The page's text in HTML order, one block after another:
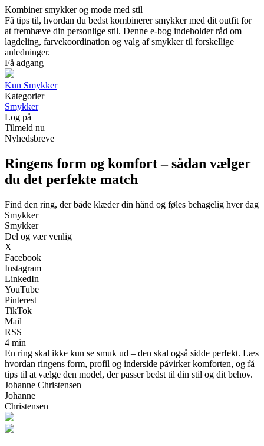
Kombiner smykker og mode med stil
Få tips til, hvordan du bedst kombinerer smykker med dit outfit for
at fremhæve din personlige stil. Denne e-bog indeholder råd om
lagdeling, farvekoordination og valg af smykker til forskellige
anledninger.
Få adgang
Kun Smykker
Kategorier
Smykker
Log på
Tilmeld nu
Nyhedsbreve
Ringens form og komfort – sådan vælger
du det perfekte match
Find den ring, der både klæder din hånd og føles behagelig hver dag
Smykker
Smykker
Del og vær venlig
X
Facebook
Instagram
LinkedIn
YouTube
Pinterest
TikTok
Mail
RSS
4 min
En ring skal ikke kun se smuk ud – den skal også sidde perfekt. Læs
hvordan ringens form, profil og inderside påvirker komforten, og få
tips til at vælge den model, der passer bedst til din stil og dit behov.
Johanne Christensen
Johanne
Christensen